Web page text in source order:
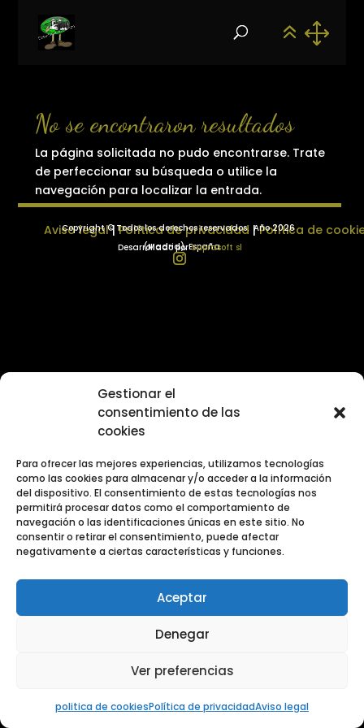
Gestionar el
consentimiento de las
cookies
Para ofrecer las mejores experiencias, utilizamos tecnologías
como las cookies para almacenar y/o acceder a la información
del dispositivo. El consentimiento de estas tecnologías nos
permitirá procesar datos como el comportamiento de
navegación o las identificaciones únicas en este sitio. No
consentir o retirar el consentimiento, puede afectar
negativamente a ciertas características y funciones.
Aceptar
Denegar
Ver preferencias
politica de cookiesPolítica de privacidadAviso legal
No se encontraron resultados
La página solicitada no pudo encontrarse. Trate
de perfeccionar su búsqueda o utilice la
navegación para localizar la entrada.
Aviso legal|Política de privacidad |Política de
Copyright © Todos los derechos reservados.Año 2026
(Madrid), España
Desarrollado porSuprasoft sl